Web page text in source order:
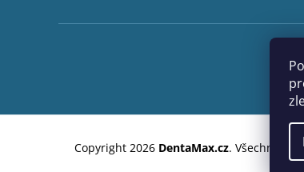
Copyright 2026 DentaMax.cz. Všechna